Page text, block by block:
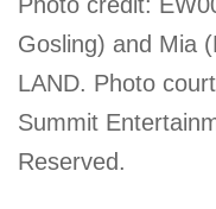
Gosling) and Mia
LAND. Photo
Summit
Reserved.